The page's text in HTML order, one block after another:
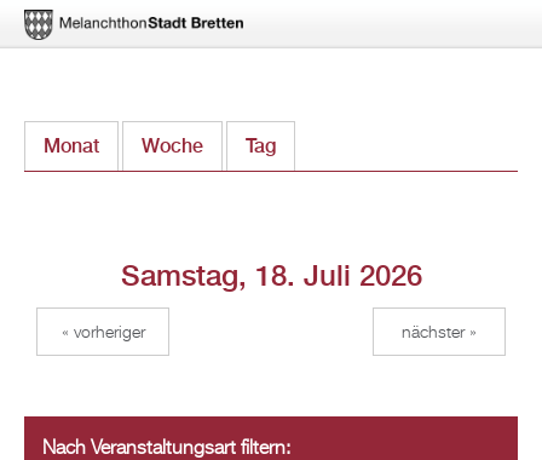
zum
Monat Woche Tag
Samstag, 18. Juli 2026
« vorheriger nächster »
Nach Veranstaltungsart filtern: